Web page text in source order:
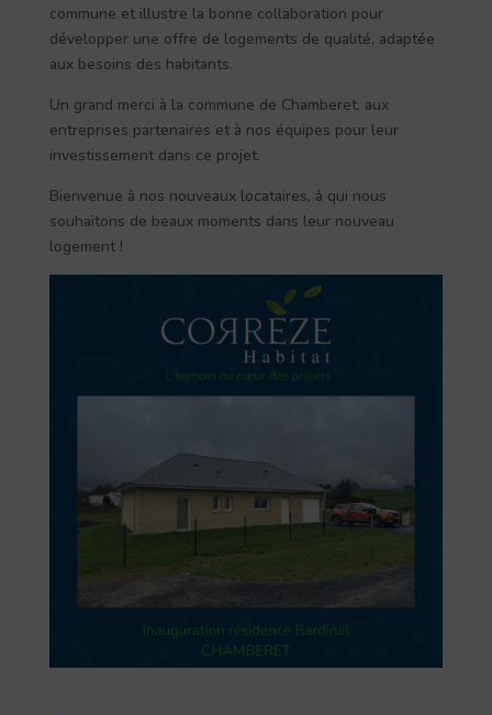
commune et illustre la bonne collaboration pour
développer une offre de logements de qualité, adaptée
aux besoins des habitants.
Un grand merci à la commune de Chamberet, aux
entreprises partenaires et à nos équipes pour leur
investissement dans ce projet.
Bienvenue à nos nouveaux locataires, à qui nous
souhaitons de beaux moments dans leur nouveau
logement !